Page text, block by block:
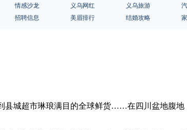
情感沙龙 义乌网红 义乌旅游
招聘信息 美眉排行 结婚攻略
县城超市琳琅满目的全球鲜货……在四川盆地腹